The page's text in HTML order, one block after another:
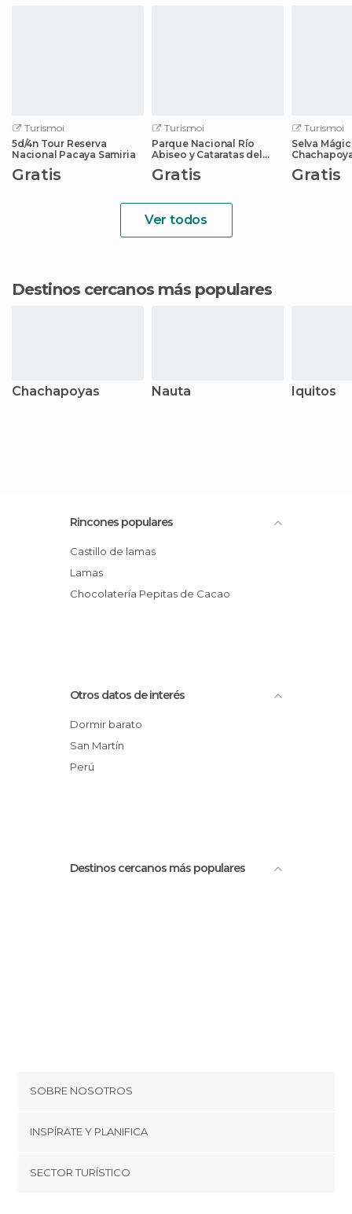
Turismoi
5d/4n Tour Reserva
Nacional Pacaya Samiria
Gratis
Turismoi
Parque Nacional Río
Abiseo y Cataratas del
Gratis
Turismoi
Selva
Gratis
Ver todos
Destinos cercanos más populares
Chachapoyas Nauta Iquitos
Rincones populares
Castillo de lamas
Lamas
Chocolatería Pepitas de Cacao
Otros datos de interés
Dormir barato
San Martín
Perú
Destinos cercanos más populares
SOBRE NOSOTROS
Cookies
Términos y condiciones
INSPÍRATE Y PLANIFICA
SECTOR TURÍSTICO